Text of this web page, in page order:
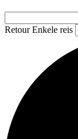
RetourEnkele reis